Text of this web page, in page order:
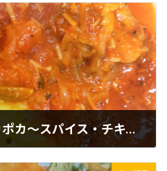
[今日の夕食]♪体ポカポカ～スパイス・チキンカレー～♪